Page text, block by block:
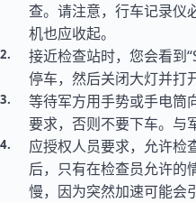
查。请注意，行车记录仪
机也应收起。
接近检查站时，您会看到
停车，然后关闭大灯并打
等待军方用手势或手电筒
要求，否则不要下车。与
应授权人员要求，允许检
后，只有在检查员允许的
慢，因为突然加速可能